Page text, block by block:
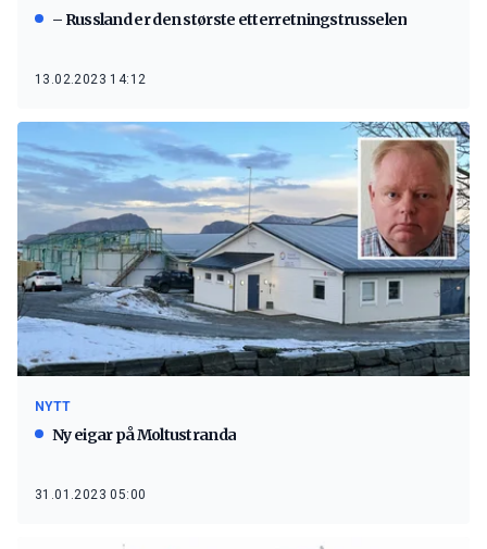
– Russland er den største etterretningstrusselen
13.02.2023 14:12
NYTT
Ny eigar på Moltustranda
31.01.2023 05:00